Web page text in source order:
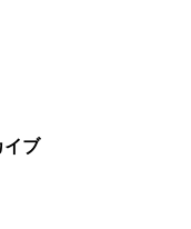
イブ